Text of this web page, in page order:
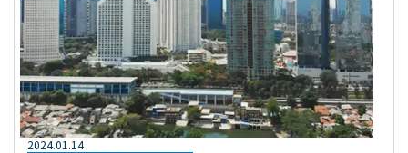
2024.01 .14